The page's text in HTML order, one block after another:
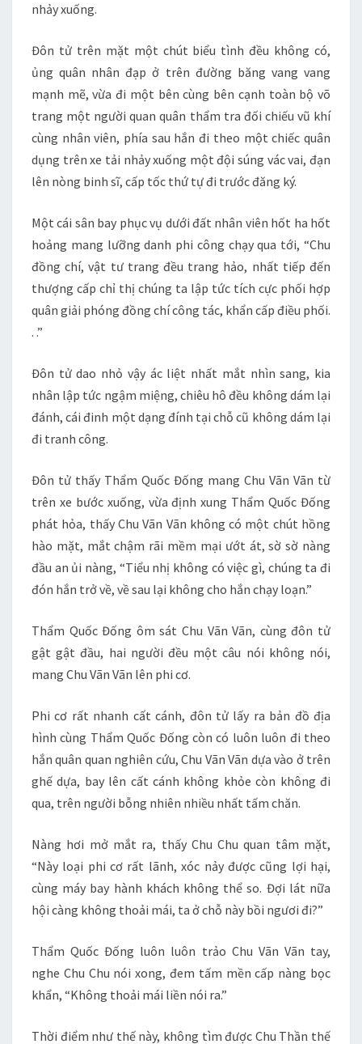
nhảy xuống.
Đôn tử trên mặt một chút biểu tình đều không có,
ủng quân nhân đạp ở trên đường băng vang vang
mạnh mẽ, vừa đi một bên cùng bên cạnh toàn bộ võ
trang một người quan quân thẩm tra đối chiếu vũ khí
cùng nhân viên, phía sau hắn đi theo một chiếc quân
dụng trên xe tải nhảy xuống một đội súng vác vai, đạn
lên nòng binh sĩ, cấp tốc thứ tự đi trước đăng ký.
Một cái sân bay phục vụ dưới đất nhân viên hốt ha hốt
hoảng mang lưỡng danh phi công chạy qua tới, “Chu
đồng chí, vật tư trang đều trang hảo, nhất tiếp đến
thượng cấp chỉ thị chúng ta lập tức tích cực phối hợp
quân giải phóng đồng chí công tác, khẩn cấp điều phối.
. .”
Đôn tử dao nhỏ vậy ác liệt nhất mắt nhìn sang, kia
nhân lập tức ngậm miệng, chiêu hô đều không dám lại
đánh, cái đinh một dạng đính tại chỗ cũ không dám lại
đi tranh công.
Đôn tử thấy Thẩm Quốc Đống mang Chu Vãn Vãn từ
trên xe bước xuống, vừa định xung Thẩm Quốc Đống
phát hỏa, thấy Chu Vãn Vãn không có một chút hồng
hào mặt, mắt chậm rãi mềm mại ướt át, sờ sờ nàng
đầu an ủi nàng, “Tiểu nhị không có việc gì, chúng ta đi
đón hắn trở về, về sau lại không cho hắn chạy loạn.”
Thẩm Quốc Đống ôm sát Chu Vãn Vãn, cùng đôn tử
gật gật đầu, hai người đều một câu nói không nói,
mang Chu Vãn Vãn lên phi cơ.
Phi cơ rất nhanh cất cánh, đôn tử lấy ra bản đồ địa
hình cùng Thẩm Quốc Đống còn có luôn luôn đi theo
hắn quân quan nghiên cứu, Chu Vãn Vãn dựa vào ở trên
ghế dựa, bay lên cất cánh không khỏe còn không đi
qua, trên người bỗng nhiên nhiều nhất tấm chăn.
Nàng hơi mở mắt ra, thấy Chu Chu quan tâm mặt,
“Này loại phi cơ rất lãnh, xóc nảy được cũng lợi hại,
cùng máy bay hành khách không thể so. Đợi lát nữa
hội càng không thoải mái, ta ở chỗ này bồi ngươi đi?”
Thẩm Quốc Đống luôn luôn trảo Chu Vãn Vãn tay,
nghe Chu Chu nói xong, đem tấm mền cấp nàng bọc
khẩn, “Không thoải mái liền nói ra.”
Thời điểm như thế này, không tìm được Chu Thần thế